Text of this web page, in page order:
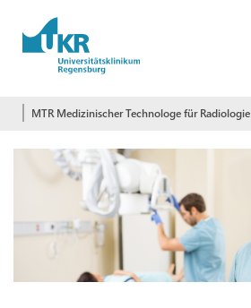
Springe zum Hauptinhalt
MTR Medizinischer Technologe für Radiologie